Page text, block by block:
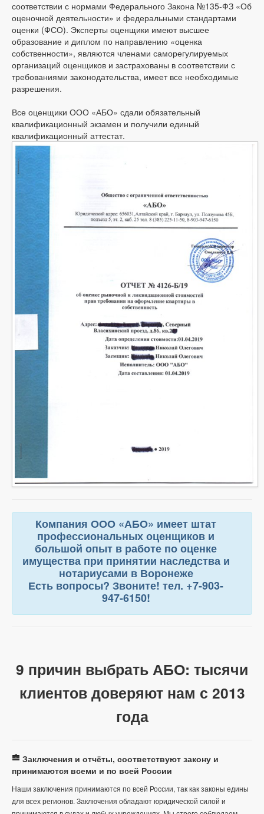
соответствии с нормами Федерального Закона №135-ФЗ «Об
оценочной деятельности» и федеральными стандартами
оценки (ФСО). Эксперты оценщики имеют высшее
образование и диплом по направлению «оценка
собственности», являются членами саморегулируемых
организаций оценщиков и застрахованы в соответствии с
требованиями законодательства, имеет все необходимые
разрешения.
Все оценщики ООО «АБО» сдали обязательный
квалификационный экзамен и получили единый
квалификационный аттестат.
Компания ООО «АБО» имеет штат
профессиональных оценщиков и
большой опыт в работе по оценке
имущества при принятии наследства и
нотариусами в Воронеже
Есть вопросы? Звоните! тел. +7-903-
947-6150!
9 причин выбрать АБО: тысячи
клиентов доверяют нам с 2013
года
Заключения и отчёты, соответствуют закону и
принимаются всеми и по всей России
Наши заключения принимаются по всей России, так как законы едины
для всех регионов. Заключения обладают юридической силой и